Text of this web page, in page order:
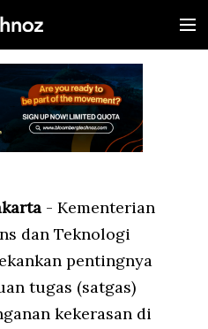
- Kementerian
dan Teknologi
pentingnya
tugas (satgas)
kekerasan di